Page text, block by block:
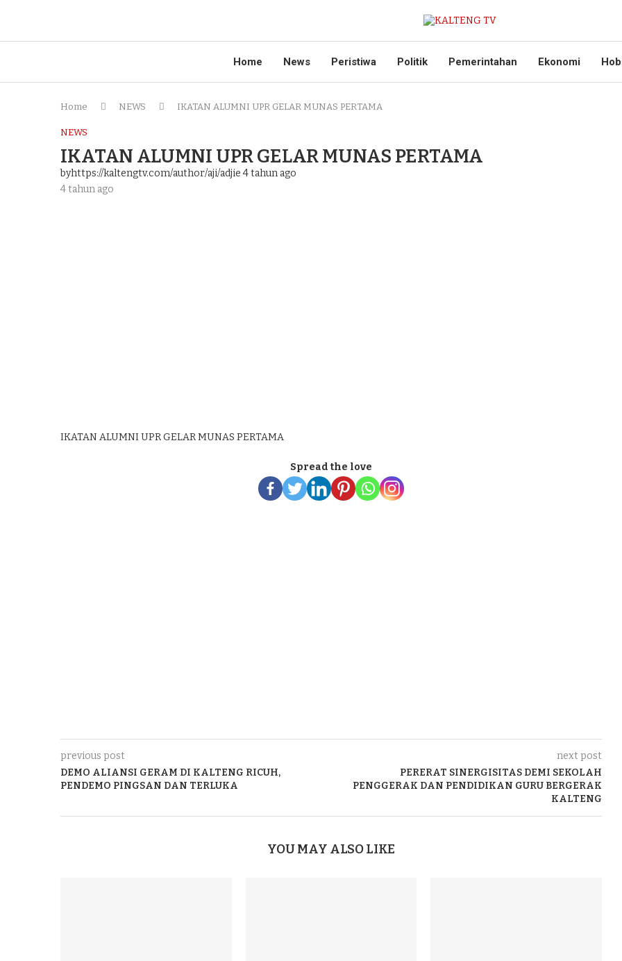
Home News Peristiwa Politik Pemerintahan Ekonomi
Home NEWS IKATAN ALUMNI UPR GELAR MUNAS PERTAMA
NEWS
IKATAN ALUMNI UPR GELAR MUNAS PERTAMA
byhttps://kaltengtv.com/author/aji/adjie 4 tahun ago
4 tahun ago
IKATAN ALUMNI UPR GELAR MUNAS PERTAMA
Spread the love
previous post
DEMO ALIANSI GERAM DI KALTENG RICUH,
PENDEMO PINGSAN DAN TERLUKA
next post
PERERAT SINERGISITAS DEMI SEKOLAH
PENGGERAK DAN PENDIDIKAN GURU BERGERAK
KALTENG
YOU MAY ALSO LIKE